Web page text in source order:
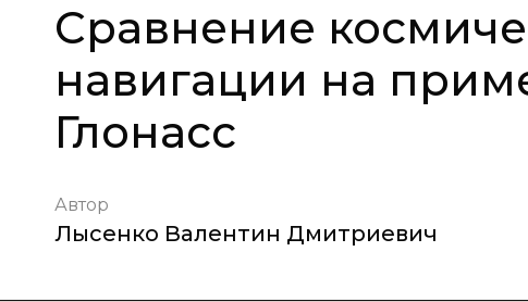
Сравнение
навигации на
Глонасс
Автор
Лысенко Валентин Дмитриевич